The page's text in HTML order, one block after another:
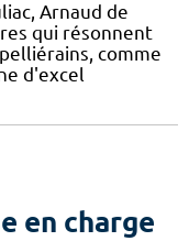
Arnaud de
qui résonnent
comme
d'excel
en charge